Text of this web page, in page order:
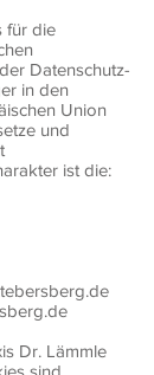
für die
Datenschutz-
in den
Union
und
ist die:
Dr. Lämmle
sind